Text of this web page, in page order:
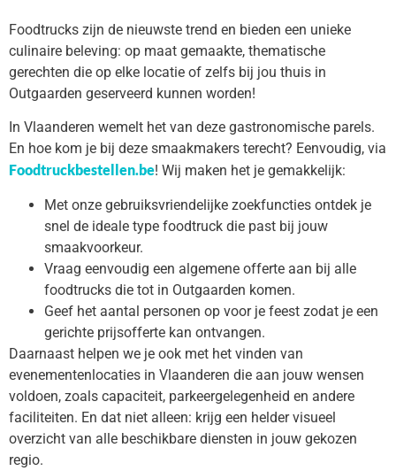
Foodtrucks zijn de nieuwste trend en bieden een unieke
culinaire beleving: op maat gemaakte, thematische
gerechten die op elke locatie of zelfs bij jou thuis in
Outgaarden geserveerd kunnen worden!
In Vlaanderen wemelt het van deze gastronomische parels.
En hoe kom je bij deze smaakmakers terecht? Eenvoudig, via
Foodtruckbestellen.be! Wij maken het je gemakkelijk:
Met onze gebruiksvriendelijke zoekfuncties ontdek je
snel de ideale type foodtruck die past bij jouw
smaakvoorkeur.
Vraag eenvoudig een algemene offerte aan bij alle
foodtrucks die tot in Outgaarden komen.
Geef het aantal personen op voor je feest zodat je een
gerichte prijsofferte kan ontvangen.
Daarnaast helpen we je ook met het vinden van
evenementenlocaties in Vlaanderen die aan jouw wensen
voldoen, zoals capaciteit, parkeergelegenheid en andere
faciliteiten. En dat niet alleen: krijg een helder visueel
overzicht van alle beschikbare diensten in jouw gekozen
regio.